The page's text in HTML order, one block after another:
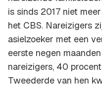
is sinds 2017 niet
het CBS. Nareizigers
asielzoeker met een
eerste negen
nareizigers, 40
Tweederde van hen